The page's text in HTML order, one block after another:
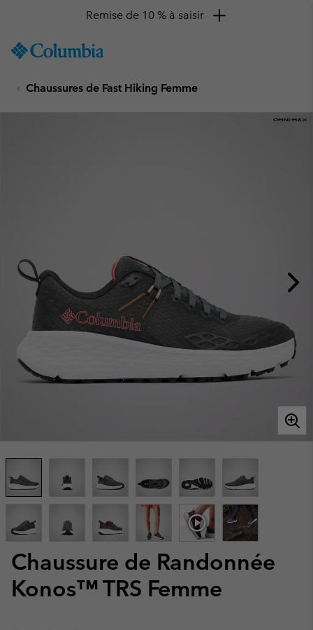
TO
SKIP
MAIN
Remise de 10 % à saisir
Chaussures de Fast Hiking Femme
Chaussure de Randonnée
Konos™ TRS Femme